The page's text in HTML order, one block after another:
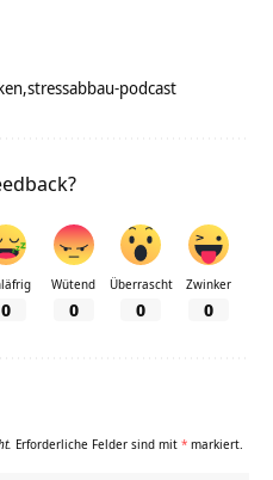
stressabbau-podcast
0
Wütend
0
Überrascht
0
Zwinker
0
Erforderliche Felder sind mit * markiert.